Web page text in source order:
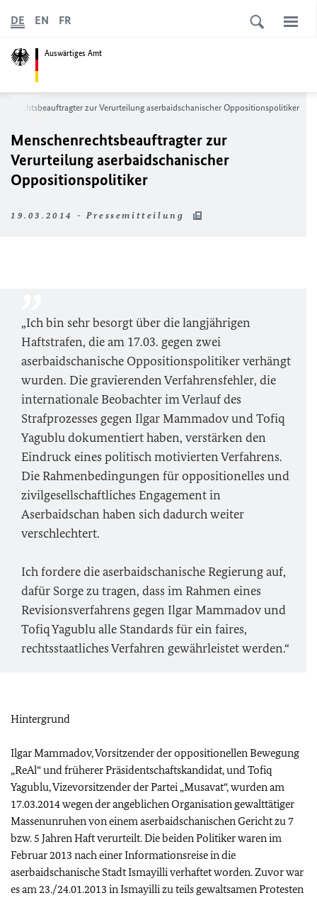
Auswärtiges Amt
DE EN FR
zur Verurteilung aserbaidschanischer Oppositionspolitiker
Menschenrechtsbeauftragter zur
Verurteilung aserbaidschanischer
Oppositionspolitiker
19.03.2014 - Pressemitteilung
„Ich bin sehr besorgt über die langjährigen
Haftstrafen, die am 17.03. gegen zwei
aserbaidschanische Oppositionspolitiker verhängt
wurden. Die gravierenden Verfahrensfehler, die
internationale Beobachter im Verlauf des
Strafprozesses gegen Ilgar Mammadov und Tofiq
Yagublu dokumentiert haben, verstärken den
Eindruck eines politisch motivierten Verfahrens.
Die Rahmenbedingungen für oppositionelles und
zivilgesellschaftliches Engagement in
Aserbaidschan haben sich dadurch weiter
verschlechtert.
Ich fordere die aserbaidschanische Regierung auf,
dafür Sorge zu tragen, dass im Rahmen eines
Revisionsverfahrens gegen Ilgar Mammadov und
Tofiq Yagublu alle Standards für ein faires,
rechtsstaatliches Verfahren gewährleistet werden.“
Hintergrund
Ilgar Mammadov, Vorsitzender der oppositionellen Bewegung
„ReAl“ und früherer Präsidentschaftskandidat, und Tofiq
Yagublu, Vizevorsitzender der Partei „Musavat“, wurden am
17.03.2014 wegen der angeblichen Organisation gewalttätiger
Massenunruhen von einem aserbaidschanischen Gericht zu 7
bzw. 5 Jahren Haft verurteilt. Die beiden Politiker waren im
Februar 2013 nach einer Informationsreise in die
aserbaidschanische Stadt Ismayilli verhaftet worden. Zuvor war
es am 23./24.01.2013 in Ismayilli zu teils gewaltsamen Protesten